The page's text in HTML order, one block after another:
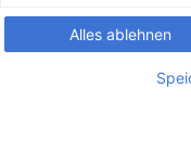
Alles ablehnen